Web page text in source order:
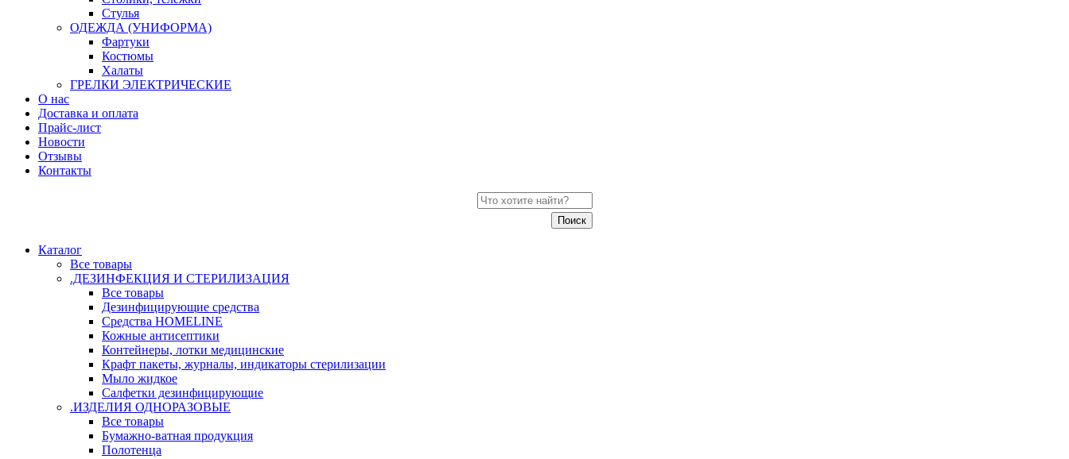
Стулья
ОДЕЖДА (УНИФОРМА)
Фартуки
Костюмы
Халаты
ГРЕЛКИ ЭЛЕКТРИЧЕСКИЕ
О нас
Доставка и оплата
Прайс-лист
Новости
Отзывы
Контакты
Каталог
Все товары
.ДЕЗИНФЕКЦИЯ И СТЕРИЛИЗАЦИЯ
Все товары
Дезинфицирующие средства
Средства HOMELINE
Кожные антисептики
Контейнеры, лотки медицинские
Крафт пакеты, журналы, индикаторы стерилизации
Мыло жидкое
Салфетки дезинфицирующие
.ИЗДЕЛИЯ ОДНОРАЗОВЫЕ
Все товары
Бумажно-ватная продукция
Полотенца